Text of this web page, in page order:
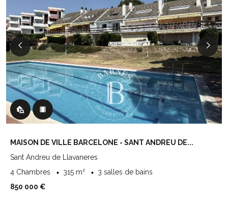
MAISON DE VILLE BARCELONE - SANT ANDREU DE...
Sant Andreu de Llavaneres
4 Chambres
315 m²
3 salles de bains
850 000 €